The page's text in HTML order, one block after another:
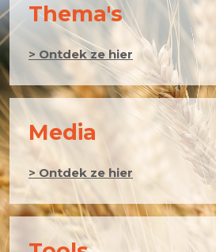
Thema's
> Ontdek ze hier
Media
> Ontdek ze hier